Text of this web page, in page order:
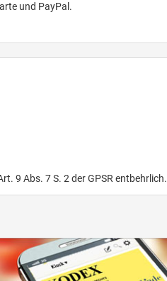
und PayPal.
9 Abs. 7 S. 2 der GPSR entbehrlich.